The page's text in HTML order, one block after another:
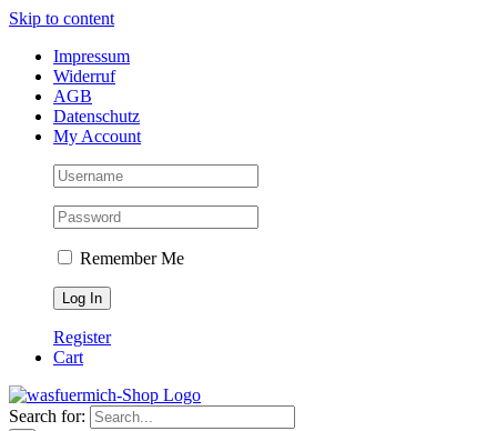
Skip to content
Impressum
Widerruf
AGB
Datenschutz
My Account
Remember Me
Register
Cart
Search for: